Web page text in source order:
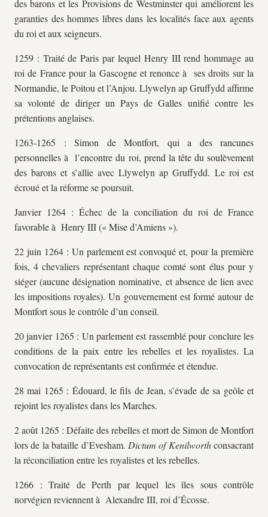
des barons et les Provisions de Westminster qui améliorent les
garanties des hommes libres dans les localités face aux agents
du roi et aux seigneurs.
1259 : Traité de Paris par lequel Henry III rend hommage au
roi de France pour la Gascogne et renonce à ses droits sur la
Normandie, le Poitou et l’Anjou. Llywelyn ap Gruffydd affirme
sa volonté de diriger un Pays de Galles unifié contre les
prétentions anglaises.
1263-1265 : Simon de Montfort, qui a des rancunes
personnelles à l’encontre du roi, prend la tête du soulèvement
des barons et s’allie avec Llywelyn ap Gruffydd. Le roi est
écroué et la réforme se poursuit.
Janvier 1264 : Échec de la conciliation du roi de France
favorable à Henry III (« Mise d’Amiens »).
22 juin 1264 : Un parlement est convoqué et, pour la première
fois, 4 chevaliers représentant chaque comté sont élus pour y
siéger (aucune désignation nominative, et absence de lien avec
les impositions royales). Un gouvernement est formé autour de
Montfort sous le contrôle d’un conseil.
20 janvier 1265 : Un parlement est rassemblé pour conclure les
conditions de la paix entre les rebelles et les royalistes. La
convocation de représentants est confirmée et étendue.
28 mai 1265 : Édouard, le fils de Jean, s’évade de sa geôle et
rejoint les royalistes dans les Marches.
2 août 1265 : Défaite des rebelles et mort de Simon de Montfort
lors de la bataille d’Evesham. Dictum of Kenilworthconsacrant
la réconciliation entre les royalistes et les rebelles.
1266 : Traité de Perth par lequel les îles sous contrôle
norvégien reviennent à Alexandre III, roi d’Écosse.